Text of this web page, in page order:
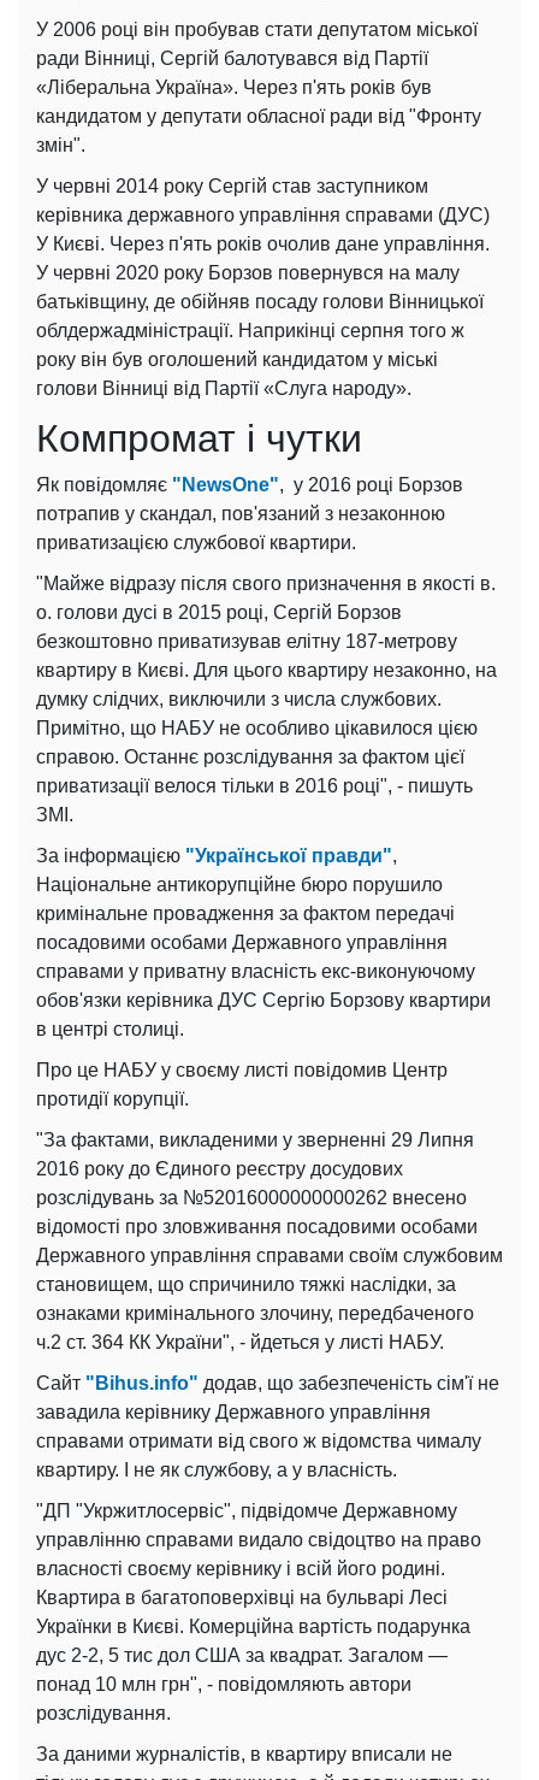
У 2006 році він пробував стати депутатом міської
ради Вінниці, Сергій балотувався від Партії
«Ліберальна Україна». Через п'ять років був
кандидатом у депутати обласної ради від "Фронту
змін".
У червні 2014 року Сергій став заступником
керівника державного управління справами (ДУС)
У Києві. Через п'ять років очолив дане управління.
У червні 2020 року Борзов повернувся на малу
батьківщину, де обійняв посаду голови Вінницької
облдержадміністрації. Наприкінці серпня того ж
року він був оголошений кандидатом у міські
голови Вінниці від Партії «Слуга народу».
Компромат і чутки
Як повідомляє "NewsOne", у 2016 році Борзов
потрапив у скандал, пов'язаний з незаконною
приватизацією службової квартири.
"Майже відразу після свого призначення в якості в.
о. голови дусі в 2015 році, Сергій Борзов
безкоштовно приватизував елітну 187-метрову
квартиру в Києві. Для цього квартиру незаконно, на
думку слідчих, виключили з числа службових.
Примітно, що НАБУ не особливо цікавилося цією
справою. Останнє розслідування за фактом цієї
приватизації велося тільки в 2016 році", - пишуть
ЗМІ.
За інформацією "Української правди",
Національне антикорупційне бюро порушило
кримінальне провадження за фактом передачі
посадовими особами Державного управління
справами у приватну власність екс-виконуючому
обов'язки керівника ДУС Сергію Борзову квартири
в центрі столиці.
Про це НАБУ у своєму листі повідомив Центр
протидії корупції.
"За фактами, викладеними у зверненні 29 Липня
2016 року до Єдиного реєстру досудових
розслідувань за №52016000000000262 внесено
відомості про зловживання посадовими особами
Державного управління справами своїм службовим
становищем, що спричинило тяжкі наслідки, за
ознаками кримінального злочину, передбаченого
ч.2 ст. 364 КК України", - йдеться у листі НАБУ.
Сайт "Bihus.info" додав, що забезпеченість сім'ї не
завадила керівнику Державного управління
справами отримати від свого ж відомства чималу
квартиру. І не як службову, а у власність.
"ДП "Укржитлосервіс", підвідомче Державному
управлінню справами видало свідоцтво на право
власності своєму керівнику і всій його родині.
Квартира в багатоповерхівці на бульварі Лесі
Українки в Києві. Комерційна вартість подарунка
дус 2-2, 5 тис дол США за квадрат. Загалом —
понад 10 млн грн", - повідомляють автори
розслідування.
За даними журналістів, в квартиру вписали не